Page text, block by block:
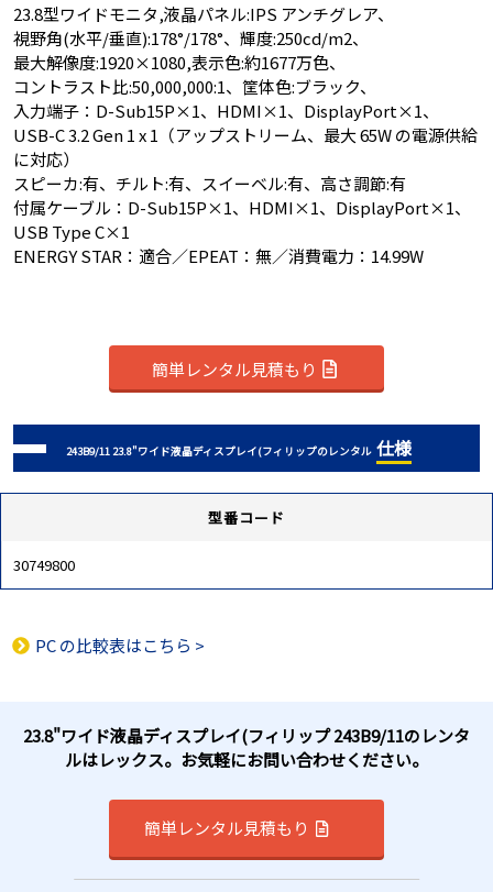
23.8型ワイドモニタ,液晶パネル:IPS アンチグレア、
視野角(水平/垂直):178°/178°、輝度:250cd/m2、
最大解像度:1920×1080,表示色:約1677万色、
コントラスト比:50,000,000:1、筐体色:ブラック、
入力端子：D-Sub15P×1、HDMI×1、DisplayPort×1、
USB-C 3.2 Gen 1 x 1（アップストリーム、最大 65W の電源供給
に対応）
スピーカ:有、チルト:有、スイーベル:有、高さ調節:有
付属ケーブル：D-Sub15P×1、HDMI×1、DisplayPort×1、
USB Type C×1
ENERGY STAR：適合／EPEAT：無／消費電力：14.99W
簡単レンタル見積もり
243B9/11 23.8"ワイド液晶ディスプレイ(フィリップのレンタル 仕様
型番コード
30749800
PCの比較表はこちら >
23.8"ワイド液晶ディスプレイ(フィリップ 243B9/11のレンタ
ルはレックス。お気軽にお問い合わせください。
簡単レンタル見積もり